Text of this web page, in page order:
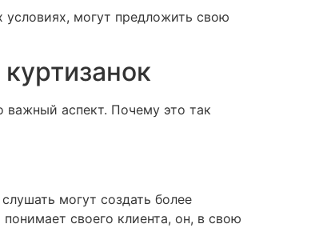
условиях, могут предложить свою
важный аспект. Почему это так
могут создать более
своего клиента, он, в свою